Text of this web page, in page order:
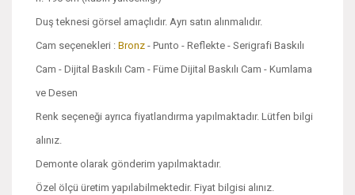
Duş teknesi görsel amaçlıdır. Ayrı satın alınmalıdır.
Cam seçenekleri : Bronz - Punto - Reflekte - Serigrafi Baskılı
Cam - Dijital Baskılı Cam - Füme Dijital Baskılı Cam - Kumlama
ve Desen
Renk seçeneği ayrıca fiyatlandırma yapılmaktadır. Lütfen bilgi
alınız.
Demonte olarak gönderim yapılmaktadır.
Özel ölçü üretim yapılabilmektedir. Fiyat bilgisi alınız.